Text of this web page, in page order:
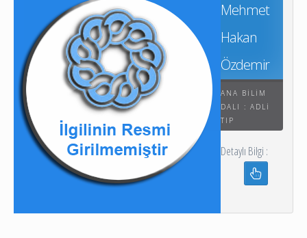
Mehmet
Hakan
Özdemir
ANA BILIM
DALI : ADLI
TIP
Detaylı Bilgi :